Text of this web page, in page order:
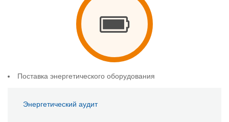
Поставка энергетического оборудования
Энергетический аудит